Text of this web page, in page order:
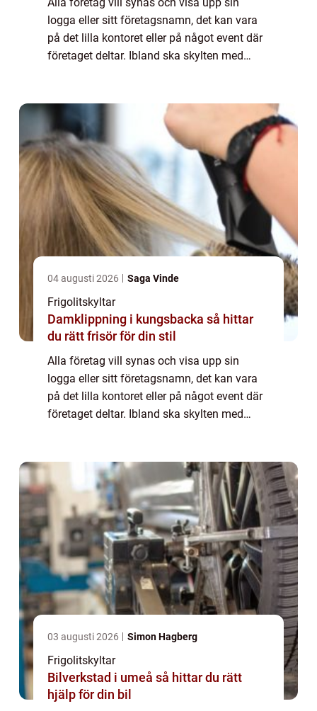
logga eller sitt företagsnamn, det kan vara
på det lilla kontoret eller på något event där
företaget deltar. Ibland ska skylten med
04 augusti 2026 Saga Vinde
Frigolitskyltar
Damklippning i kungsbacka så hittar
du rätt frisör för din stil
Alla företag vill synas och visa upp sin
logga eller sitt företagsnamn, det kan vara
på det lilla kontoret eller på något event där
företaget deltar. Ibland ska skylten med
03 augusti 2026 Simon Hagberg
Frigolitskyltar
Bilverkstad i umeå så hittar du rätt
hjälp för din bil